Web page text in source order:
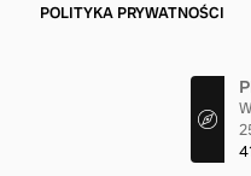
POLITYKA PRYWATNOŚCI